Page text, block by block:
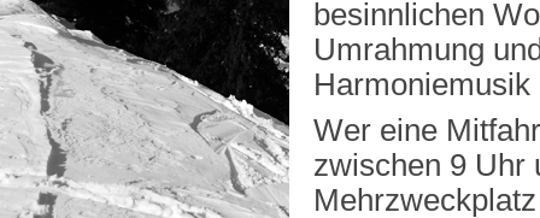
besinnlichen
Umrahmung
Wer eine
zwischen 9 Uhr